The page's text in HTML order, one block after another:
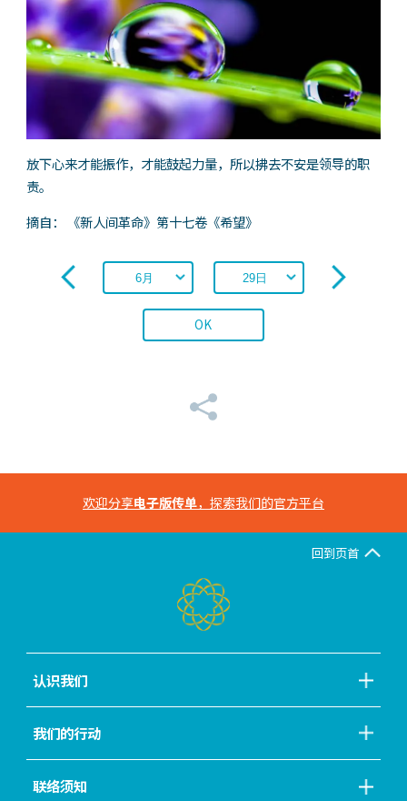
放下心来才能振作，才能鼓起力量，所以拂去不安是领导的职
责。
摘自： 《新人间革命》第十七卷《希望》
OK
欢迎分享电子版传单，探索我们的官方平台
回到页首
认识我们
我们的行动
联络须知